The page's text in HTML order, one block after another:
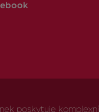
poskytuje